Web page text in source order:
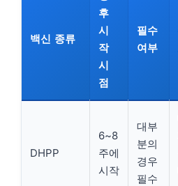
백신 종류
후
시
작
시
점
필수
여부
DHPP
6~8
주에
시작
대부
분의
경우
필수